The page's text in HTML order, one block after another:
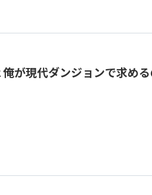
が現代ダンジョンで求め